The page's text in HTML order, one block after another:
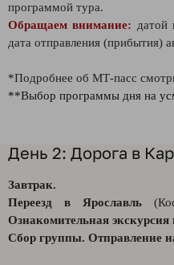
программой тура.
Обращаем внимание: датой
дата отправления (прибытия)
*Подробнее об МТ-пасс
**Выбор программы дня на
День 2: Дорога в
Завтрак.
Переезд в Ярославль
Ознакомительная
Сбор группы. Отправление